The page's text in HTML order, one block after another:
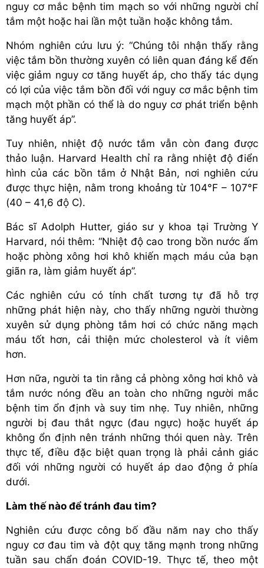
nguy cơ mắc bệnh tim mạch so với những người chỉ
tắm một hoặc hai lần một tuần hoặc không tắm.
Nhóm nghiên cứu lưu ý: “Chúng tôi nhận thấy rằng
việc tắm bồn thường xuyên có liên quan đáng kể đến
việc giảm nguy cơ tăng huyết áp, cho thấy tác dụng
có lợi của việc tắm bồn đối với nguy cơ mắc bệnh tim
mạch một phần có thể là do nguy cơ phát triển bệnh
tăng huyết áp”.
Tuy nhiên, nhiệt độ nước tắm vẫn còn đang được
thảo luận. Harvard Health chỉ ra rằng nhiệt độ điển
hình của các bồn tắm ở Nhật Bản, nơi nghiên cứu
được thực hiện, nằm trong khoảng từ 104°F – 107°F
(40 – 41,6 độ C).
Bác sĩ Adolph Hutter, giáo sư y khoa tại Trường Y
Harvard, nói thêm: “Nhiệt độ cao trong bồn nước ấm
hoặc phòng xông hơi khô khiến mạch máu của bạn
giãn ra, làm giảm huyết áp”.
Các nghiên cứu có tính chất tương tự đã hỗ trợ
những phát hiện này, cho thấy những người thường
xuyên sử dụng phòng tắm hơi có chức năng mạch
máu tốt hơn, cải thiện mức cholesterol và ít viêm
hơn.
Hơn nữa, người ta tin rằng cả phòng xông hơi khô và
tắm nước nóng đều an toàn cho những người mắc
bệnh tim ổn định và suy tim nhẹ. Tuy nhiên, những
người bị đau thắt ngực (đau ngực) hoặc huyết áp
không ổn định nên tránh những thói quen này. Trên
thực tế, điều đặc biệt quan trọng là phải cảnh giác
đối với những người có huyết áp dao động ở phía
dưới.
Làm thế nào để tránh đau tim?
Nghiên cứu được công bố đầu năm nay cho thấy
nguy cơ đau tim và đột quỵ tăng mạnh trong những
tuần sau chẩn đoán COVID-19. Thực tế, theo một